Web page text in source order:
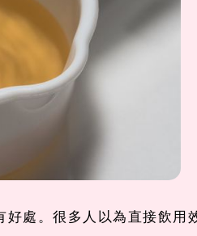
處。很多人以為直接飲用